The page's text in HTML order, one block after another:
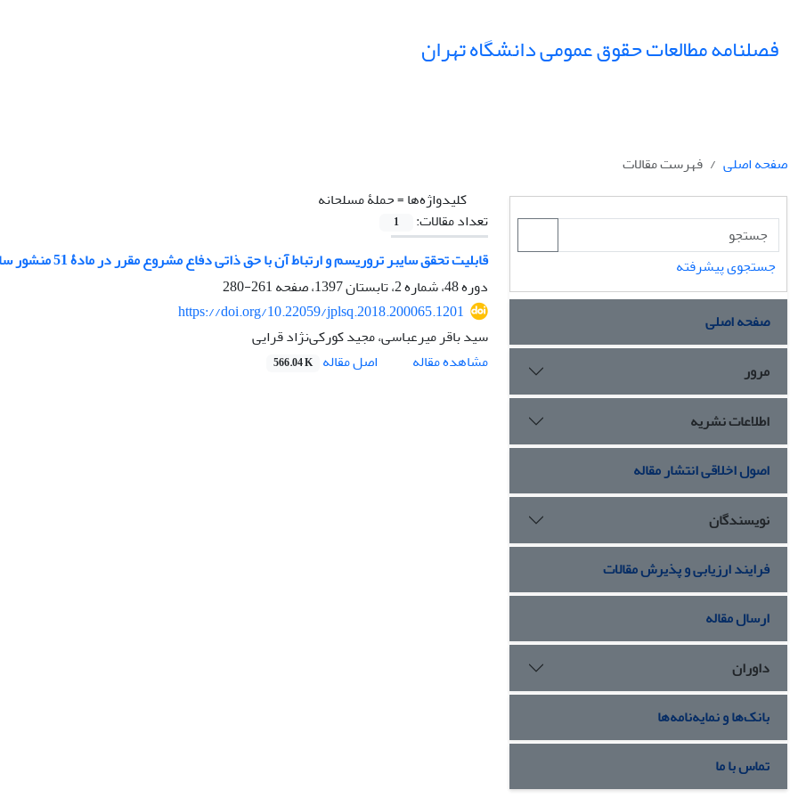
فصلنامه مطالعات حقوق عمومی دانشگاه تهران
صفحه اصلی
فهرست مقالات
کلیدواژه‌ها =حملۀ مسلحانه
تعداد مقالات:
1
قابلیت تحقق سایبر تروریسم و ارتباط آن با حق ذاتی دفاع مشروع مقرر در مادۀ 51 منشور سازمان ملل متحد
دوره 48، شماره 2، تابستان 1397، صفحه
261-280
https://doi.org/10.22059/jplsq.2018.200065.1201
سید باقر میرعباسی، مجید کورکی‌نژاد قرایی
مشاهده مقاله
اصل مقاله 566.04 K
جستجوی پیشرفته
صفحه اصلی
مرور
اطلاعات نشریه
اصول اخلاقی انتشار مقاله
نویسندگان
فرایند ارزیابی و پذیرش مقالات
ارسال مقاله
داوران
بانک‌ها و نمایه‌نامه‌ها
تماس با ما